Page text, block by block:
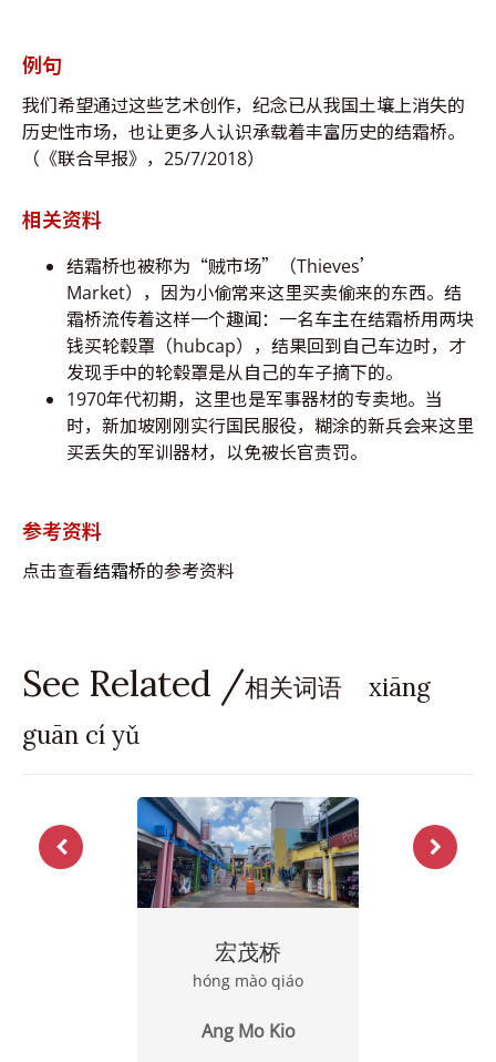
例句
我们希望通过这些艺术创作，纪念已从我国土壤上消失的
历史性市场，也让更多人认识承载着丰富历史的结霜桥。
（《联合早报》，25/7/2018）
相关资料
结霜桥也被称为“贼市场”（Thieves’
Market），因为小偷常来这里买卖偷来的东西。结
霜桥流传着这样一个趣闻：一名车主在结霜桥用两块
钱买轮毂罩（hubcap），结果回到自己车边时，才
发现手中的轮毂罩是从自己的车子摘下的。
1970年代初期，这里也是军事器材的专卖地。当
时，新加坡刚刚实行国民服役，糊涂的新兵会来这里
买丢失的军训器材，以免被长官责罚。
参考资料
点击查看结霜桥的参考资料
See Related /相关词语 xiāng
guān cí yǔ
宏茂桥
hóng mào qiáo
Ang Mo Kio